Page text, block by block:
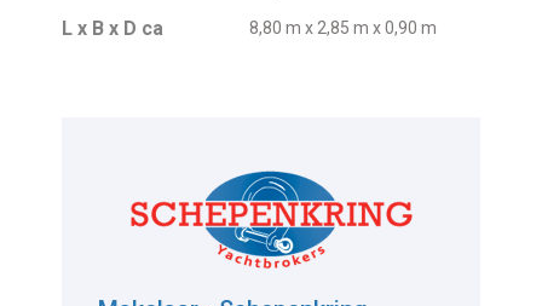
L x B x D ca 8,80 m x 2,85 m x 0,90 m